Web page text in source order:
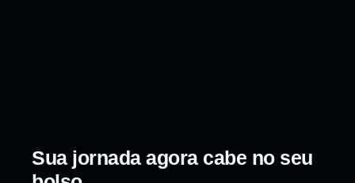
Sua jornada agora cabe no seu